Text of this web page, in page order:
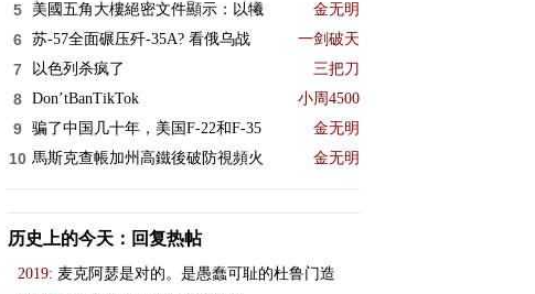
5 美國五角大樓絕密文件顯示：以犧 金无明
6 苏-57全面碾压歼-35A? 看俄乌战 一剑破天
7 以色列杀疯了 三把刀
8 Don’tBanTikTok 小周4500
9 骗了中国几十年，美国F-22和F-35 金无明
10 馬斯克查帳加州高鐵後破防視頻火 金无明
历史上的今天：回复热帖
2019: 麦克阿瑟是对的。是愚蠢可耻的杜鲁门造